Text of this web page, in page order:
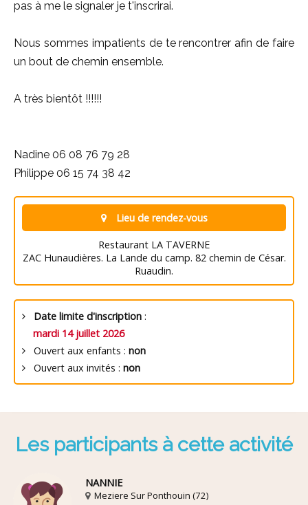
pas à me le signaler je t'inscrirai.
Nous sommes impatients de te rencontrer afin de faire
un bout de chemin ensemble.
A très bientôt !!!!!!
Nadine 06 08 76 79 28
Philippe 06 15 74 38 42
Lieu de rendez-vous
Restaurant LA TAVERNE
ZAC Hunaudières. La Lande du camp. 82 chemin de César.
Ruaudin.
Date limite d'inscription :
mardi 14 juillet 2026
Ouvert aux enfants : non
Ouvert aux invités : non
Les participants à cette activité
NANNIE
Meziere Sur Ponthouin (72)